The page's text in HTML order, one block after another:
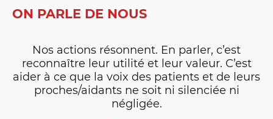
ON PARLE DE NOUS
Nos actions résonnent. En parler, c’est
reconnaître leur utilité et leur valeur. C’est
aider à ce que la voix des patients et de leurs
proches/aidants ne soit ni silenciée ni
négligée.